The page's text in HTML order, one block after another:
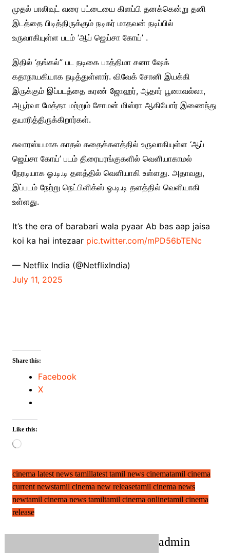
முதல் பாலிவுட் வரை பட்டையை கிளப்பி தனக்கென்று தனி
இடத்தை பிடித்திருக்கும் நடிகர் மாதவன் நடிப்பில்
உருவாகியுள்ள படம் ‘ஆப் ஜெய்சா கோய்’ .
இதில் ‘தங்கல்” பட நடிகை பாத்திமா சனா ஷேக்
கதாநாயகியாக நடித்துள்ளார். விவேக் சோனி இயக்கி
இருக்கும் இப்படத்தை கரண் ஜோஹர், ஆதார் பூனாவல்லா,
அபூர்வா மேத்தா மற்றும் சோமன் மிஸ்ரா ஆகியோர் இணைந்து
தயாரித்திருக்கிறார்கள்.
சுவாரஸ்யமாக காதல் கதைக்களத்தில் உருவாகியுள்ள ‘ஆப்
ஜெய்சா கோய்’ படம் திரையரங்குகளில் வெளியாகாமல்
நேரடியாக ஓ.டி.டி தளத்தில் வெளியாகி உள்ளது. அதாவது,
இப்படம் நேற்று நெட்பிளிக்ஸ் ஓ.டி.டி தளத்தில் வெளியாகி
உள்ளது.
It’s the era of barabari wala pyaar Ab bas aap jaisa
koi ka hai intezaar pic.twitter.com/mPD56bTENc
— Netflix India (@NetflixIndia)
July 11, 2025
Share this:
Facebook
X
Like this:
Loading…
cinema latest news tamillatest tamil news cinematamil cinema
current newstamil cinema new releasetamil cinema news
newtamil cinema news tamiltamil cinema onlinetamil cinema
release
admin